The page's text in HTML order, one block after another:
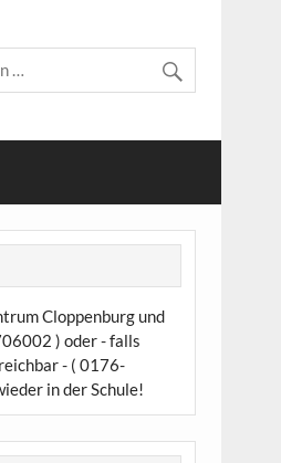
Cloppenburg und
) oder - falls
- ( 0176-
in der Schule!